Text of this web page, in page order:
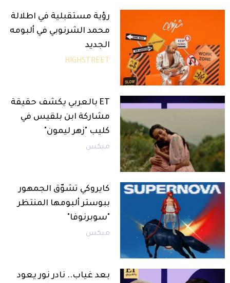
رؤية مستقبلية في اطلالة
محمد الشرنوبي في ألبومه
الجديد
HIGHSTREET
ET بالعربي يكشف حقيقة
مشاركة ابن بلقيس في
كليب "زهر ليمون"
ميكس
كايروكي تشوّق الجمهور
ببوستر ألبومها المنتظر
"سوبرنوفا"
ميكس
بعد غياب.. نادر نور يعود